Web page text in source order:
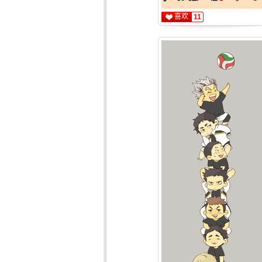
喜欢 11